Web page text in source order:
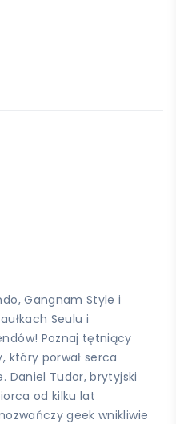
Gangnam Style i
Seulu i
Poznaj tętniący
który porwał serca
Daniel Tudor, brytyjski
od kilku lat
geek wnikliwie